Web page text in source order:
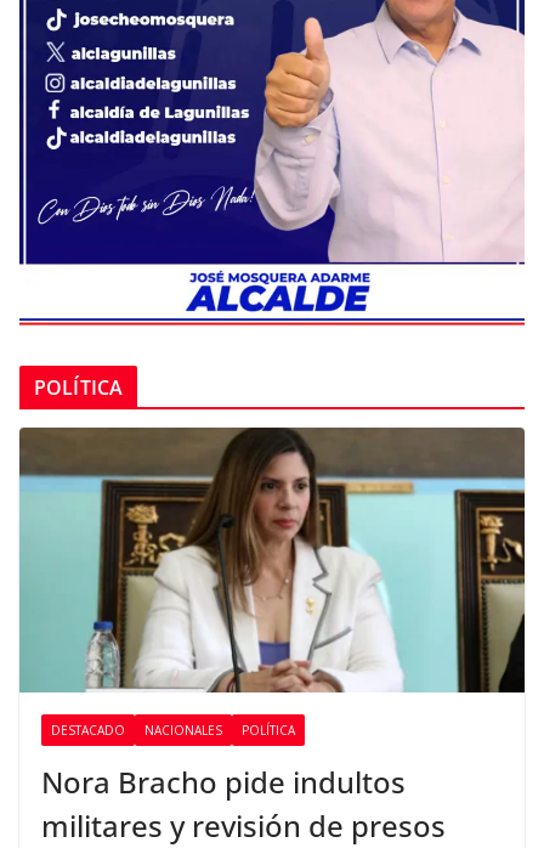
POLÍTICA
DESTACADO NACIONALES POLÍTICA
Nora Bracho pide indultos
militares y revisión de presos